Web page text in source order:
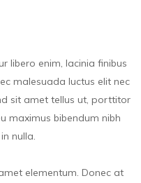
libero enim, lacinia finibus
malesuada luctus elit nec
sit amet tellus ut, porttitor
maximus bibendum nibh
nulla.
elementum. Donec at